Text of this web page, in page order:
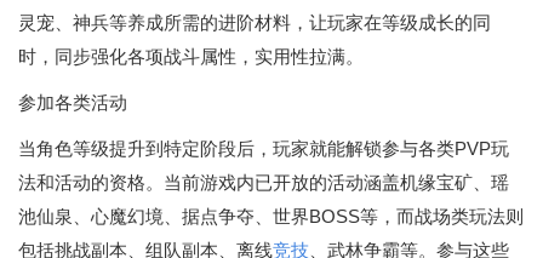
灵宠、神兵等养成所需的进阶材料，让玩家在等级成长的同
时，同步强化各项战斗属性，实用性拉满。
参加各类活动
当角色等级提升到特定阶段后，玩家就能解锁参与各类PVP玩
法和活动的资格。当前游戏内已开放的活动涵盖机缘宝矿、瑶
池仙泉、心魔幻境、据点争夺、世界BOSS等，而战场类玩法则
包括挑战副本、组队副本、离线竞技 、武林争霸等。参与这些